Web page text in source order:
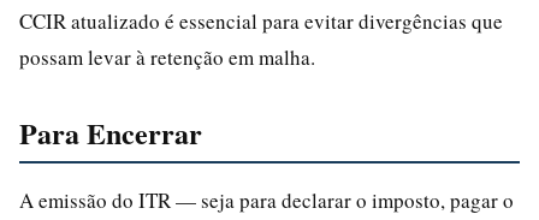
CCIR atualizado é essencial para evitar divergências que
possam levar à retenção em malha.
Para Encerrar
A emissão do ITR — seja para declarar o imposto, pagar o